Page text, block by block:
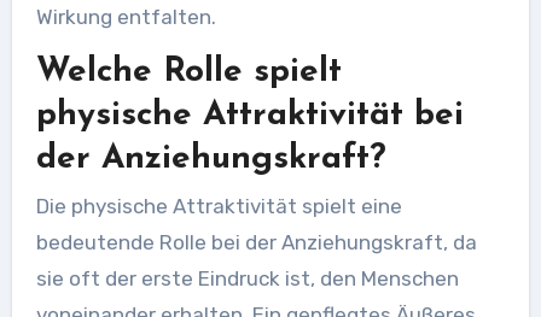
Wirkung entfalten.
Welche Rolle spielt
physische Attraktivität bei
der Anziehungskraft?
Die physische Attraktivität spielt eine
bedeutende Rolle bei der Anziehungskraft, da
sie oft der erste Eindruck ist, den Menschen